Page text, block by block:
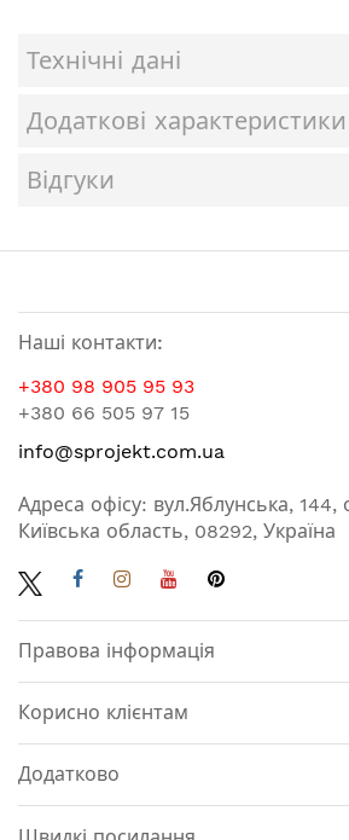
Технічні дані
Додаткові характеристики
Відгуки
Наші контакти:
+380 98 905 95 93
+380 66 505 97 15
info@sprojekt.com.ua
Адреса офісу: вул.Яблунська, 144,
Київська область, 08292, Україна
Правова інформація
Корисно клієнтам
Додатково